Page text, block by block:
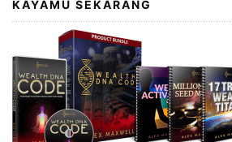
KAYAMU SEKARANG